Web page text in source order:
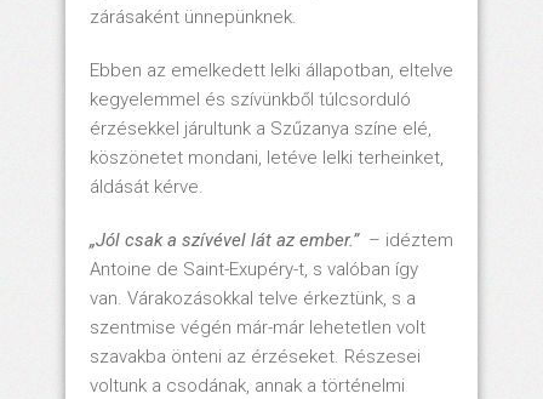
zárásaként ünnepünknek.
Ebben az emelkedett lelki állapotban, eltelve
kegyelemmel és szívünkből túlcsorduló
érzésekkel járultunk a Szűzanya színe elé,
köszönetet mondani, letéve lelki terheinket,
áldását kérve.
„Jól csak a szívével lát az ember.”– idéztem
Antoine de Saint-Exupéry-t, s valóban így
van. Várakozásokkal telve érkeztünk, s a
szentmise végén már-már lehetetlen volt
szavakba önteni az érzéseket. Részesei
voltunk a csodának, annak a történelmi